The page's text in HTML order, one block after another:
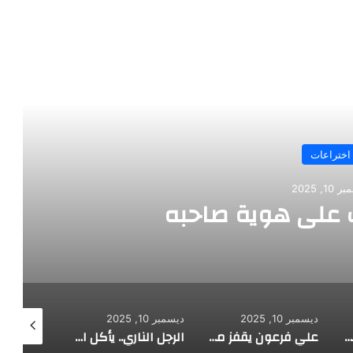
اختراعات
2025
هوية صاحبه
طفل مصري يخرج قصاصات الورق من أنفه وفمه
ديسمبر 10, 2025
علي فرعون يقفز من الطابق العشرين ويأكل النار ويحطم سورا
ديسمبر 10, 2025
الرجل الناري.. يأكل الجمر ويثني الحديد بأسنانه
ديسمبر 10, 2025